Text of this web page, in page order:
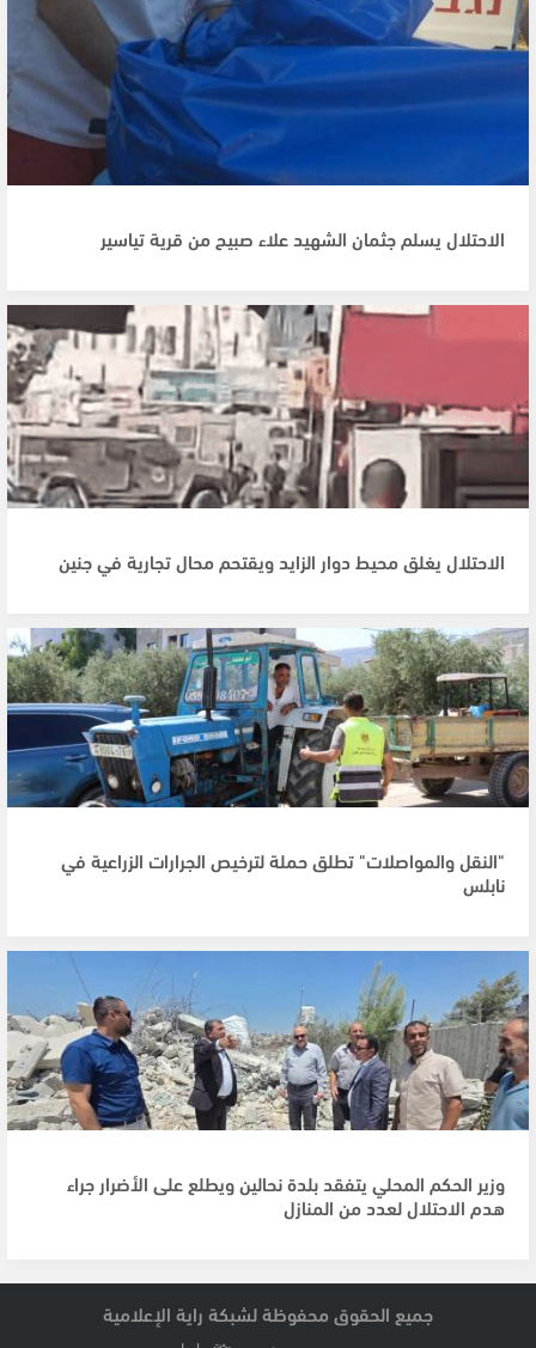
الاحتلال يسلم جثمان الشهيد علاء صبيح من قرية تياسير
الاحتلال يغلق محيط دوار الزايد ويقتحم محال تجارية في جنين
"النقل والمواصلات" تطلق حملة لترخيص الجرارات الزراعية في
نابلس
وزير الحكم المحلي يتفقد بلدة نحالين ويطلع على الأضرار جراء
هدم الاحتلال لعدد من المنازل
جميع الحقوق محفوظة لشبكة راية الإعلامية